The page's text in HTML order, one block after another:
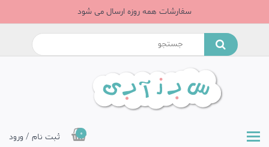
سفارشات همه روزه ارسال می شود
0 ثبت نام / ورود